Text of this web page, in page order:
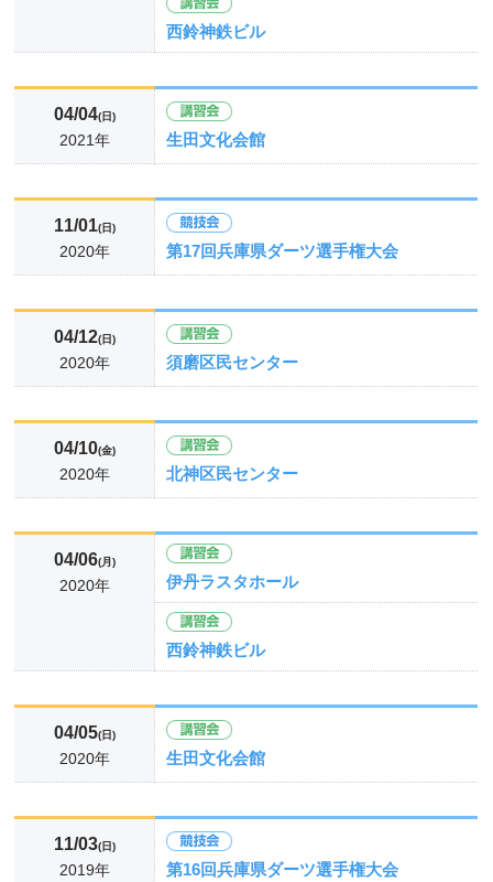
西鈴神鉄ビル
04/04(日)
2021年 生田文化会館
11/01(日)
2020年 第17回兵庫県ダーツ選手権大会
04/12(日)
2020年 須磨区民センター
04/10(金)
2020年 北神区民センター
04/06(月)
2020年 伊丹ラスタホール
西鈴神鉄ビル
04/05(日)
2020年 生田文化会館
11/03(日)
2019年 第16回兵庫県ダーツ選手権大会